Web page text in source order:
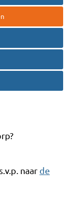
naar de